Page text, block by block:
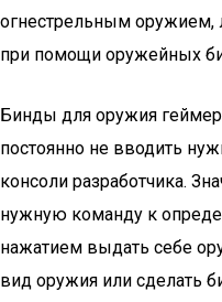
огнестрельным оружием,
при помощи оружейных
Бинды для оружия
постоянно не вводить
консоли разработчика.
нужную команду к
нажатием выдать себе
вид оружия или сделать